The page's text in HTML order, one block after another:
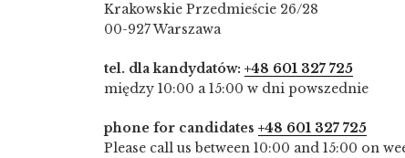
Krakowskie Przedmieście 26/28
00-927 Warszawa
tel. dla kandydatów: +48 601 327 725
między 10:00 a 15:00 w dni powszednie
phone for candidates +48 601 327 725
Please call us between 10:00 and 15:00 on